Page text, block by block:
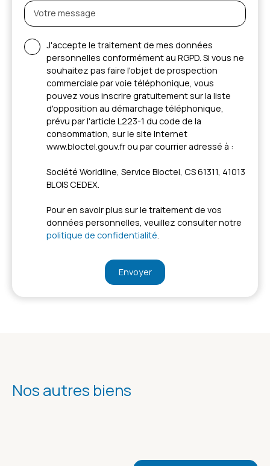
Votre message
J'accepte le traitement de mes données
personnelles conformément au RGPD. Si vous ne
souhaitez pas faire l'objet de prospection
commerciale par voie téléphonique, vous
pouvez vous inscrire gratuitement sur la liste
d'opposition au démarchage téléphonique,
prévu par l'article L223-1 du code de la
consommation, sur le site Internet
www.bloctel.gouv.fr ou par courrier adressé à :
Société Worldline, Service Bloctel, CS 61311, 41013
BLOIS CEDEX.
Pour en savoir plus sur le traitement de vos
données personnelles, veuillez consulter notre
politique de confidentialité
Envoyer
Nos autres biens